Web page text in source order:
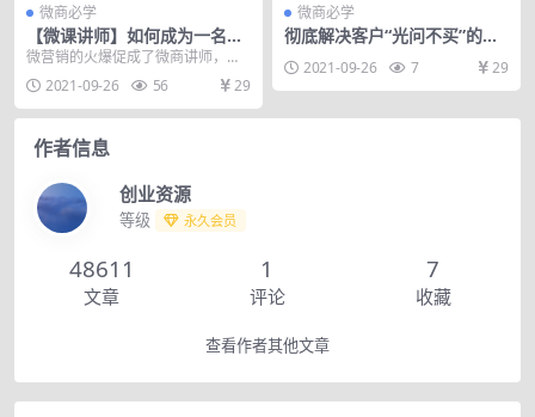
微商必学
【微课讲师】如何成为一名称
职的微商讲师
微营销的火爆促成了微商讲师，然
而相对于市场需求，合格的讲师还
是凤毛麟角。要成为一...
2021-09-26 56 29
微商必学
彻底解决客户“光问不买”的超
2021-09-26 7 29
作者信息
创业资源
等级 永久会员
48611
文章
1
评论
7
收藏
查看作者其他文章